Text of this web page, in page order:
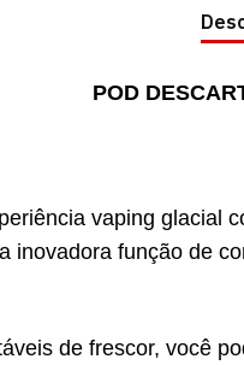
POD
vaping glacial
inovadora função de
de frescor, você